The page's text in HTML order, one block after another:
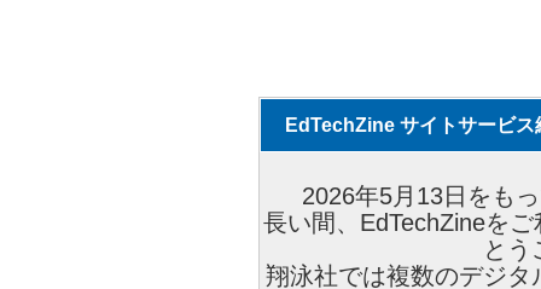
EdTechZine サイトサービス
2026年5月13日をも
長い間、EdTechZineを
とう
翔泳社では複数のデジ